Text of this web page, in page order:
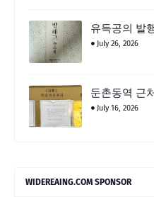
유득공의 발
July 26, 2026
둔촌동역 근
July 16, 2026
WIDEREAING.COM SPONSOR